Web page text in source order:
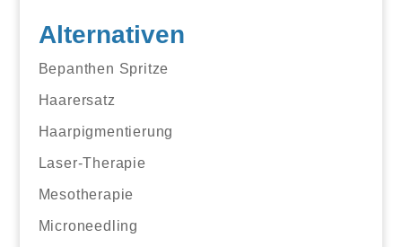
Alternativen
Bepanthen Spritze
Haarersatz
Haarpigmentierung
Laser-Therapie
Mesotherapie
Microneedling